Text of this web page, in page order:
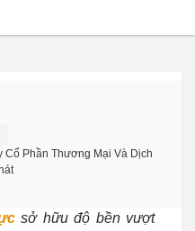
Cổ Phần Thương Mại Và Dịch
sở hữu độ bền vượt